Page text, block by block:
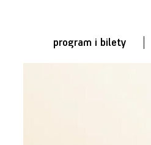
program i bilety